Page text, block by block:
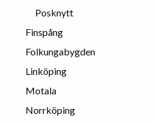
Posknytt
Finspång
Folkungabygden
Linköping
Motala
Norrköping